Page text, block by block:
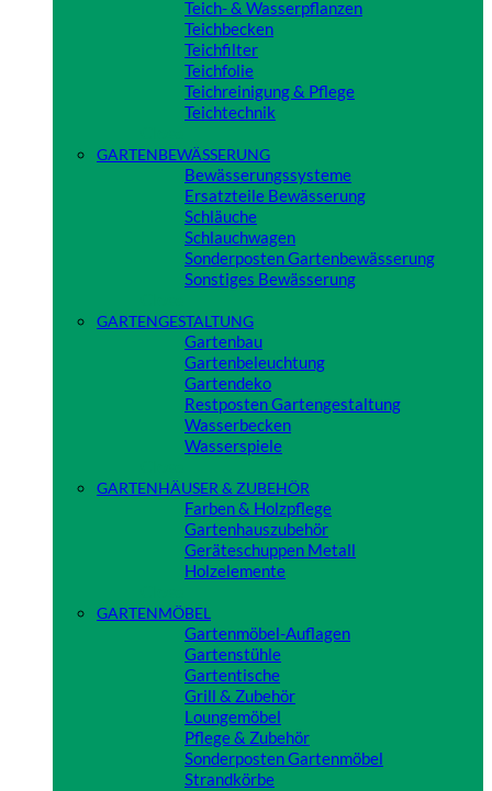
Teich- & Wasserpflanzen
Teichbecken
Teichfilter
Teichfolie
Teichreinigung & Pflege
Teichtechnik
GARTENBEWÄSSERUNG
Bewässerungssysteme
Ersatzteile Bewässerung
Schläuche
Schlauchwagen
Sonderposten Gartenbewässerung
Sonstiges Bewässerung
GARTENGESTALTUNG
Gartenbau
Gartenbeleuchtung
Gartendeko
Restposten Gartengestaltung
Wasserbecken
Wasserspiele
GARTENHÄUSER & ZUBEHÖR
Farben & Holzpflege
Gartenhauszubehör
Geräteschuppen Metall
Holzelemente
GARTENMÖBEL
Gartenmöbel-Auflagen
Gartenstühle
Gartentische
Grill & Zubehör
Loungemöbel
Pflege & Zubehör
Sonderposten Gartenmöbel
Strandkörbe